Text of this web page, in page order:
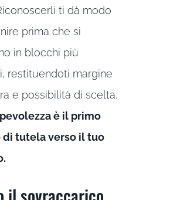
ti dà modo
prima che si
in blocchi più
restituendoti margine
e possibilità di scelta.
è il primo
di tutela verso il tuo
il sovraccarico